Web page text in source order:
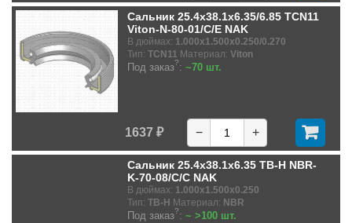
Сальник 25.4x38.1x6.35/6.85 TCN11
Viton-N-80-01/C/E NAK
В дюймах: 1.000x1.500x0.250/0.270
Тип: TCN11 Материал: Viton
Под заказ?: ~70 шт.
1637 ₽ − +
Сальник 25.4x38.1x6.35 TB-H NBR-
K-70-08/C/C NAK
В дюймах: 1.000x1.500x0.250
Тип: TB-H Материал: NBR
Под заказ?: ~ >100 шт.